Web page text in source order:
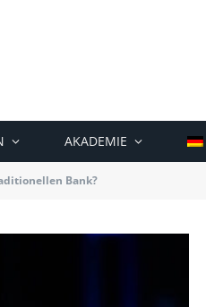
AKADEMIE
Bank?